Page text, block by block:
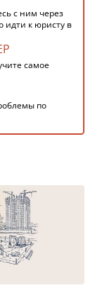
с ним через
идти к юристу в
самое
по